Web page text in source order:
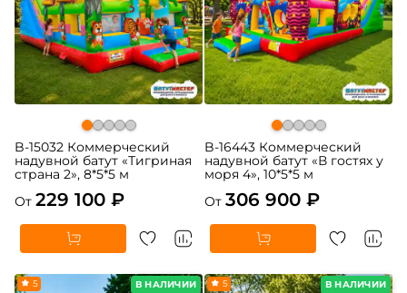
B-15032 Коммерческий
надувной батут «Тигриная
страна 2», 8*5*5 м
От 229 100 ₽
B-16443 Коммерческий
надувной батут «В гостях у
моря 4», 10*5*5 м
От 306 900 ₽
В НАЛИЧИИ
5 В НАЛИЧИИ
5